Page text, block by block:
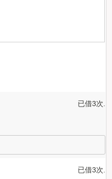
已借3次.
已借3次.